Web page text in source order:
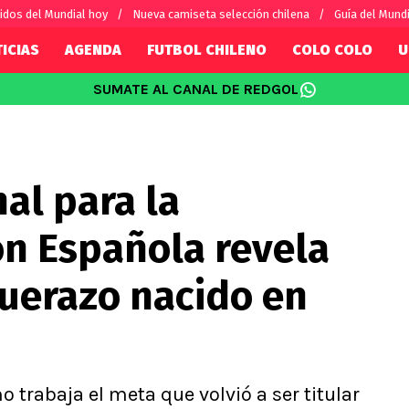
del Mundial hoy Nueva camiseta selección chilena Guía del
por el mundo
Fútbol Argentino
Fútbol Brasileño
Premier
Serie A
AGENDA FUTBOL CHILENO COLO COLO
SUMATE AL CANAL DE REDGOL
para la
Española revela
nacido en
trabaja el meta que volvió a ser titular